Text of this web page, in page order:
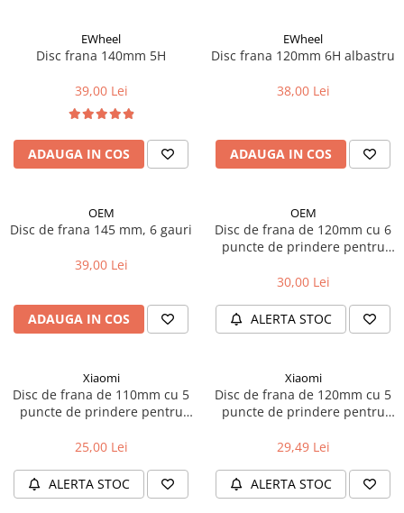
Cuvete bicicleta
Cabluri si camasi
Placute frana bicicleta
Saboti frana bicicleta
Adaptoare frana bicicleta
Frane pe janta
Roti bicicleta
Accesorii butuci
Roti
Jante bicicleta
Fond de janta
Sei si tija sa bicicleta
EWheel
Disc frana 140mm 5H
39,00 Lei
ADAUGA IN COS
EWheel
Disc frana 120mm 6H albastru
38,00 Lei
ADAUGA IN COS
OEM
Disc de frana 145 mm, 6 gauri
39,00 Lei
ADAUGA IN COS
OEM
Disc de frana de 120mm cu 6
puncte de prindere pentru
30,00 Lei
ALERTA STOC
Xiaomi
Disc de frana de 110mm cu 5
puncte de prindere pentru
25,00 Lei
ALERTA STOC
Xiaomi
Disc de frana de 120mm cu 5
puncte de prindere pentru
29,49 Lei
ALERTA STOC